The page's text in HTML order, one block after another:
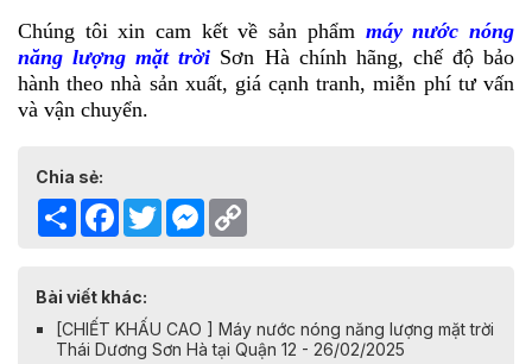
Chúng tôi xin cam kết về sản phẩm máy nước nóng
năng lượng mặt trời Sơn Hà chính hãng, chế độ bảo
hành theo nhà sản xuất, giá cạnh tranh, miễn phí tư vấn
và vận chuyển.
Chia sẻ:
Share Facebook
TwitterMessenger
Bài viết khác:
[CHIẾT KHẤU CAO ] Máy nước nóng năng lượng mặt trời
Thái Dương Sơn Hà tại Quận 12 - 26/02/2025